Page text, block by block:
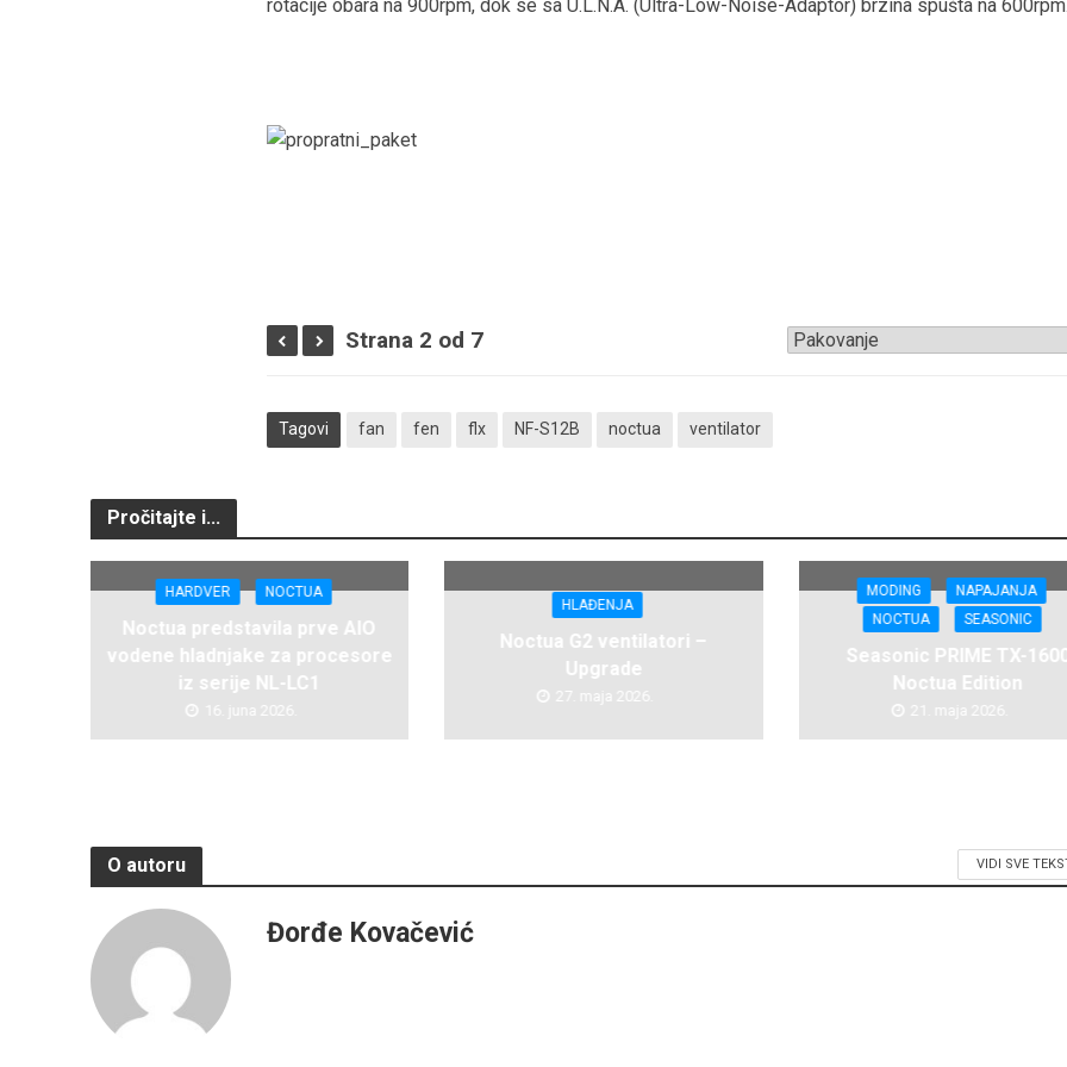
rotacije obara na 900rpm, dok se sa U.L.N.A. (Ultra-Low-Noise-Adaptor) brzina spušta na
Strana 2 od 7
Tagovi fan fen flx NF-S12B noctua ventilator
Pročitajte i...
HARDVER NOCTUA
Noctua predstavila prve AIO
vodene hladnjake za procesore
iz serije NL-LC1
16. juna 2026.
HLAĐENJA
Noctua G2 ventilatori –
Upgrade
27. maja 2026.
MODING
NAPAJANJA
NOCTUA
SEASONIC
Seasonic PRIME TX-
Noctua Edition
21. maja 2026.
O autoru VIDI SVE
Đorđe Kovačević